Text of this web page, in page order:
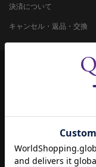
決済について
キャンセル・返品・交換